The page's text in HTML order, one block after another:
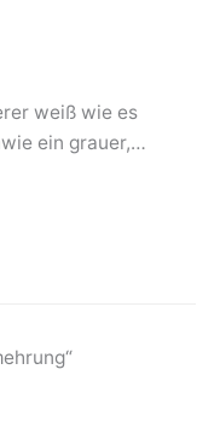
weiß wie es
ein grauer,…